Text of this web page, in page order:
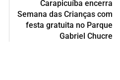
Carapicuíba encerra
Semana das Crianças com
festa gratuita no Parque
Gabriel Chucre